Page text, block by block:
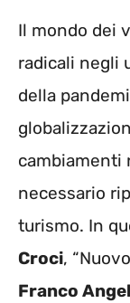
Il mondo dei
radicali negli
della
cambiamenti
necessario
turismo. In
Croci,
Franco